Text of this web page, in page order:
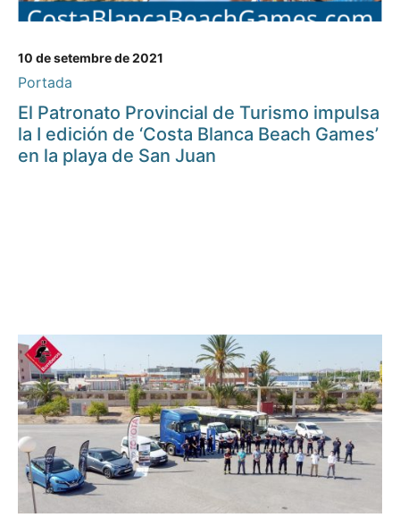
10 de setembre de 2021
Portada
El Patronato Provincial de Turismo impulsa
la I edición de ‘Costa Blanca Beach Games’
en la playa de San Juan